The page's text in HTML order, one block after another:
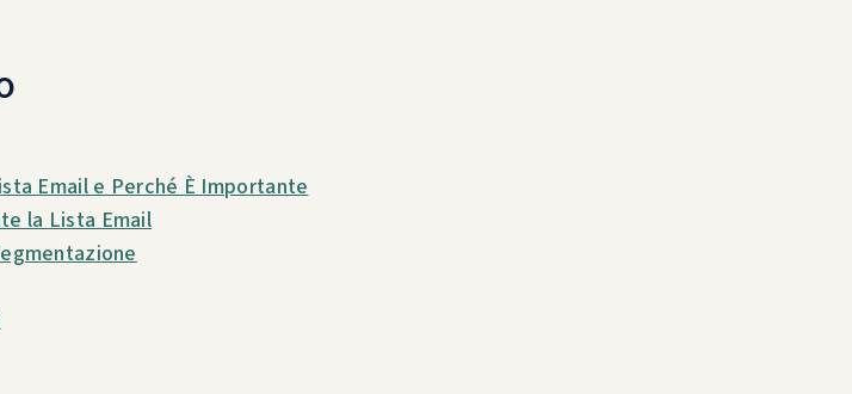
Email e Perché È Importante
la Lista Email